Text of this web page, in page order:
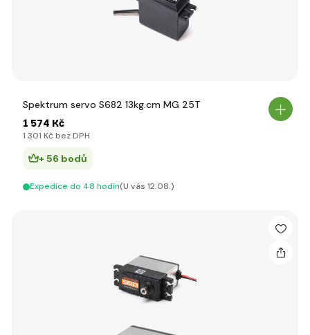
Spektrum servo S682 13kg.cm MG 25T
1 574 Kč
1 301 Kč bez DPH
+ 56 bodů
Expedice do 48 hodín(U vás 12.08.)